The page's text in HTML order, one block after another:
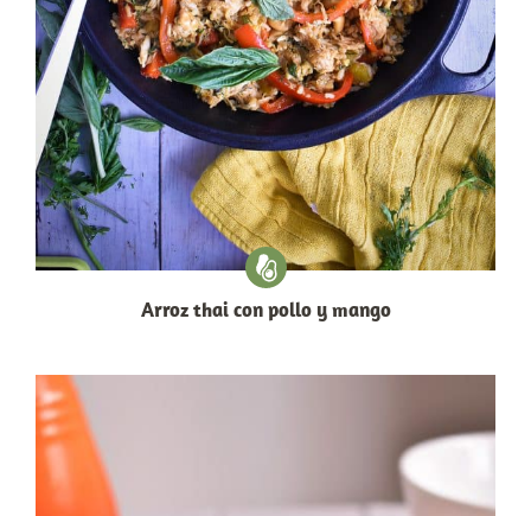
Arroz thai con pollo y mango